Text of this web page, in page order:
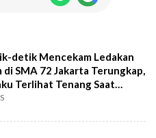
detik Mencekam Ledakan
di SMA 72 Jakarta Terungkap,
Terlihat Tenang Saat